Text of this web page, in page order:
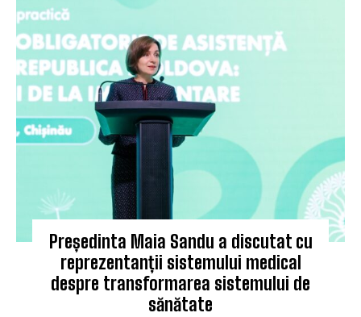
Președinta Maia Sandu a discutat cu
reprezentanții sistemului medical
despre transformarea sistemului de
sănătate